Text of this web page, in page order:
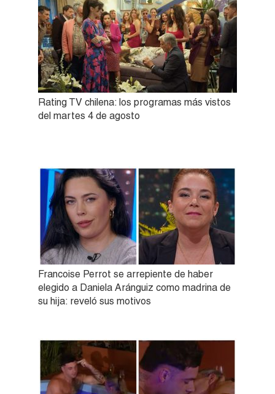
Rating TV chilena: los programas más vistos
del martes 4 de agosto
Francoise Perrot se arrepiente de haber
elegido a Daniela Aránguiz como madrina de
su hija: reveló sus motivos